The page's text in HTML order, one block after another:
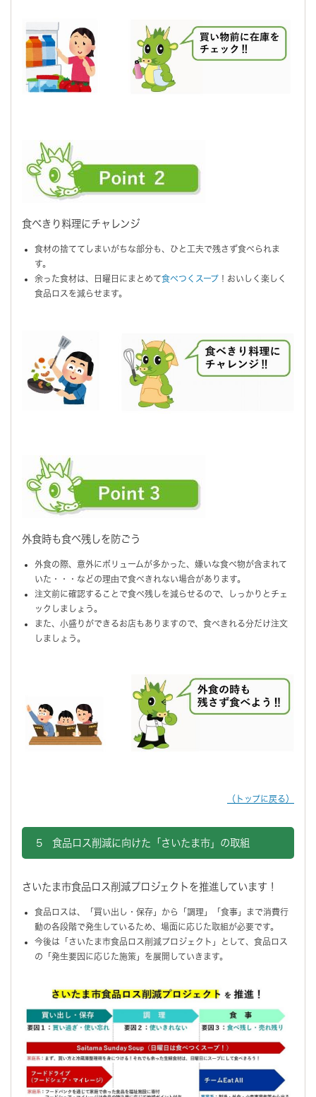
食べきり料理にチャレンジ
食材の捨ててしまいがちな部分も、ひと工夫で残さず食べられま
す。
余った食材は、日曜日にまとめて食べつくスープ ！おいしく楽しく
食品ロスを減らせます。
外食時も食べ残しを防ごう
外食の際、意外にボリュームが多かった、嫌いな食べ物が含まれて
いた・・・などの理由で食べきれない場合があります。
注文前に確認することで食べ残しを減らせるので、しっかりとチェ
ックしましょう。
また、小盛りができるお店もありますので、食べきれる分だけ注文
しましょう。
（トップに戻る）
5 食品ロス削減に向けた「さいたま市」の取組
さいたま市食品ロス削減プロジェクトを推進しています！
食品ロスは、「買い出し・保存」から「調理」「食事」まで消費行
動の各段階で発生しているため、場面に応じた取組が必要です。
今後は「さいたま市食品ロス削減プロジェクト」として、食品ロス
の「発生要因に応じた施策」を展開していきます。